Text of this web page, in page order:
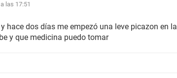
las 17:51
hace dos días me empezó una leve picazon en la
y que medicina puedo tomar